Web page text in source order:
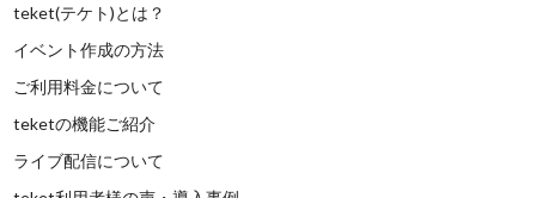
teket(テケト)とは？
イベント作成の方法
ご利用料金について
teketの機能ご紹介
ライブ配信について